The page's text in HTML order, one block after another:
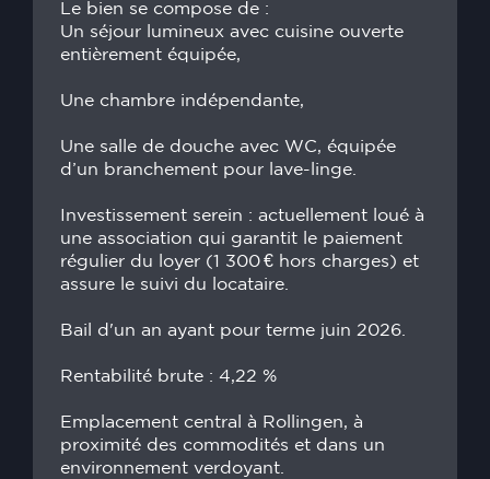
Le bien se compose de :
Un séjour lumineux avec cuisine ouverte
entièrement équipée,
Une chambre indépendante,
Une salle de douche avec WC, équipée
d’un branchement pour lave-linge.
Investissement serein : actuellement loué à
une association qui garantit le paiement
régulier du loyer (1 300 € hors charges) et
assure le suivi du locataire.
Bail d'un an ayant pour terme juin 2026.
Rentabilité brute : 4,22 %
Emplacement central à Rollingen, à
proximité des commodités et dans un
environnement verdoyant.